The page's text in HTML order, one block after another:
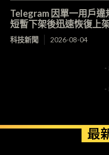
Telegram 因單一用戶
短暫下架後迅速恢復上
科技新聞 2026-08-04
-
-
最